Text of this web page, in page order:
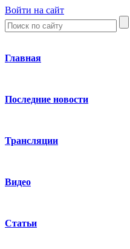
Войти на сайт
Главная
Последние новости
Трансляции
Видео
Статьи